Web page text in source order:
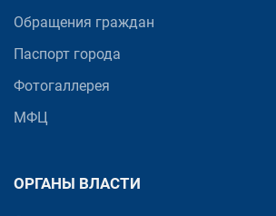
Обращения граждан
Паспорт города
Фотогаллерея
МФЦ
ОРГАНЫ ВЛАСТИ